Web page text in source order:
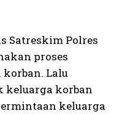
Satreskim Polres
proses
Lalu
keluarga korban
keluarga